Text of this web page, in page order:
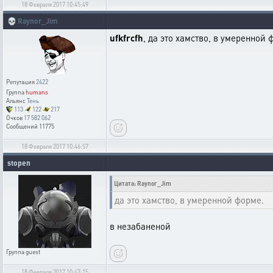
18 Февраля 2017 10:45:49
💀 Raynor_Jim
Репутация2422
Группаhumans
АльянсТень
113
122
217
Очков 17 582 062
Сообщений 11775
ufkfrcfh, да это хамство, в умеренной
18 Февраля 2017 10:46:57
stopen
Группаguest
Цитата: Raynor_Jim
да это хамство, в умеренной форме.
в незабаненой